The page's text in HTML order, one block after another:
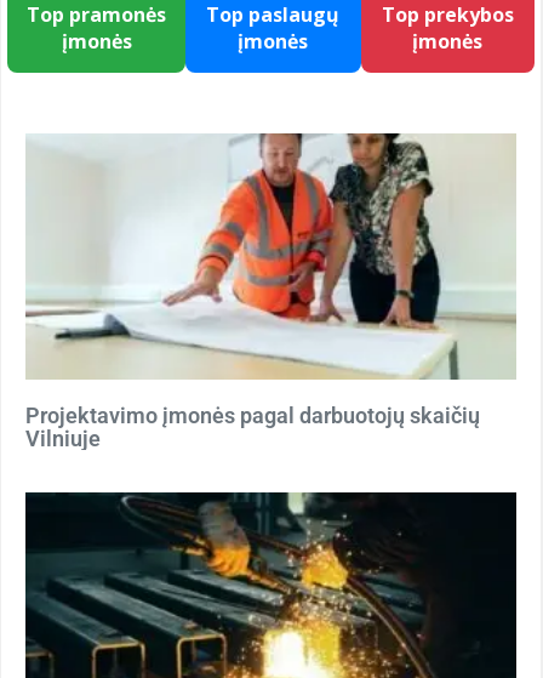
Top pramonės
įmonės
Top paslaugų
įmonės
Top prekybos
įmonės
Projektavimo įmonės pagal darbuotojų skaičių
Vilniuje